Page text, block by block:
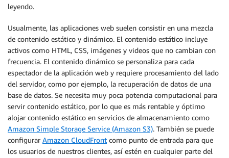
leyendo.
Usualmente, las aplicaciones web suelen consistir en una mezcla
de contenido estático y dinámico. El contenido estático incluye
activos como HTML, CSS, imágenes y videos que no cambian con
frecuencia. El contenido dinámico se personaliza para cada
espectador de la aplicación web y requiere procesamiento del lado
del servidor, como por ejemplo, la recuperación de datos de una
base de datos. Se necesita muy poca potencia computacional para
servir contenido estático, por lo que es más rentable y óptimo
alojar contenido estático en servicios de almacenamiento como
Amazon Simple Storage Service (Amazon S3). También se puede
configurar Amazon CloudFront como punto de entrada para que
los usuarios de nuestros clientes, así estén en cualquier parte del